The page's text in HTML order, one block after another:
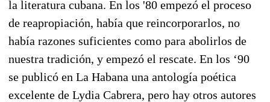
la literatura cubana. En los '80 empezó el proceso
de reapropiación, había que reincorporarlos, no
había razones suficientes como para abolirlos de
nuestra tradición, y empezó el rescate. En los ‘90
se publicó en La Habana una antología poética
excelente de Lydia Cabrera, pero hay otros autores